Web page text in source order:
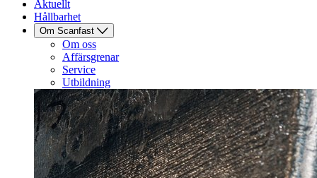
Aktuellt
Hållbarhet
Om Scanfast
Om oss
Affärsgrenar
Service
Utbildning